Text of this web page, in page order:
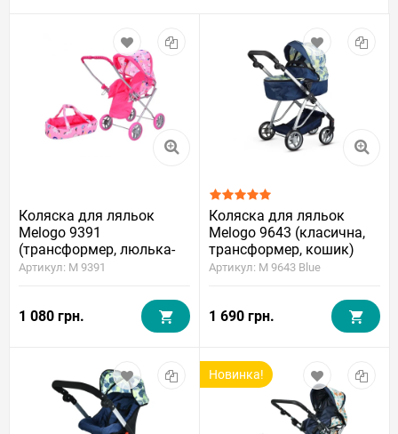
Коляска для ляльок
Melogo 9391
(трансформер, люлька-
перенесення)
Артикул: M 9391
1 080 грн.
Коляска для ляльок
Melogo 9643 (класична,
трансформер, кошик)
Артикул: M 9643 Blue
1 690 грн.
Новинка!